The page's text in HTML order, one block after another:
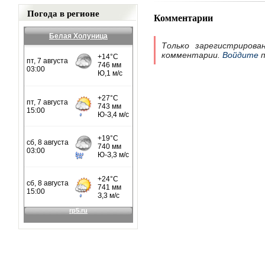
Погода в регионе
Белая Холуница
Комментарии
Только
комментарии. Войдите